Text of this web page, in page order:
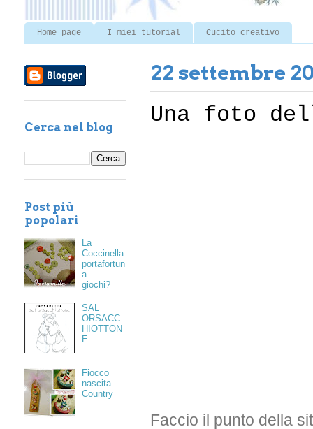
Home page I miei tutorial Cucito creativo
22 settembre
Una foto
Faccio il punto della
Cerca nel blog
Post più
popolari
La
Coccinella
portafortun
a...
giochi?
SAL
ORSACC
HIOTTON
E
Fiocco
nascita
Country